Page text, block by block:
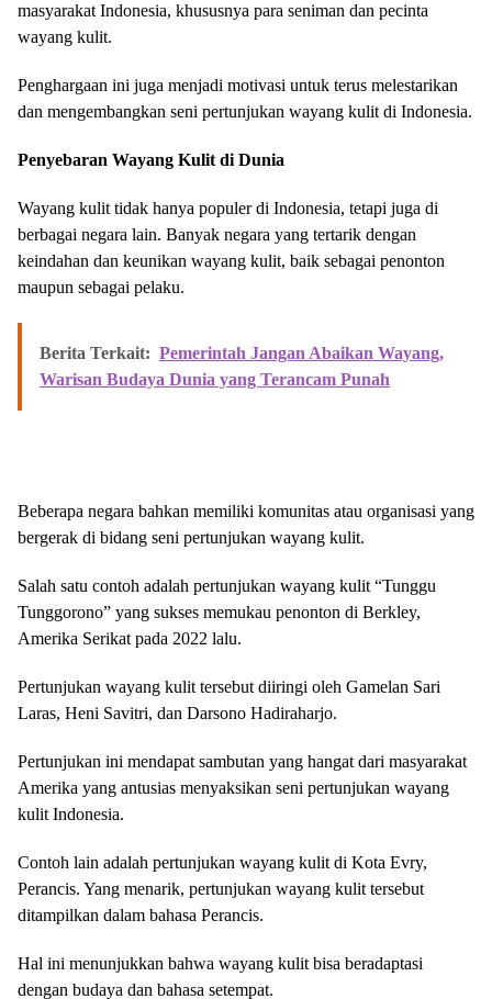
masyarakat Indonesia, khususnya para seniman dan pecinta
wayang kulit.
Penghargaan ini juga menjadi motivasi untuk terus melestarikan
dan mengembangkan seni pertunjukan wayang kulit di Indonesia.
Penyebaran Wayang Kulit di Dunia
Wayang kulit tidak hanya populer di Indonesia, tetapi juga di
berbagai negara lain. Banyak negara yang tertarik dengan
keindahan dan keunikan wayang kulit, baik sebagai penonton
maupun sebagai pelaku.
Berita Terkait: Pemerintah Jangan Abaikan Wayang,
Warisan Budaya Dunia yang Terancam Punah
Beberapa negara bahkan memiliki komunitas atau organisasi yang
bergerak di bidang seni pertunjukan wayang kulit.
Salah satu contoh adalah pertunjukan wayang kulit “Tunggu
Tunggorono” yang sukses memukau penonton di Berkley,
Amerika Serikat pada 2022 lalu.
Pertunjukan wayang kulit tersebut diiringi oleh Gamelan Sari
Laras, Heni Savitri, dan Darsono Hadiraharjo.
Pertunjukan ini mendapat sambutan yang hangat dari masyarakat
Amerika yang antusias menyaksikan seni pertunjukan wayang
kulit Indonesia.
Contoh lain adalah pertunjukan wayang kulit di Kota Evry,
Perancis. Yang menarik, pertunjukan wayang kulit tersebut
ditampilkan dalam bahasa Perancis.
Hal ini menunjukkan bahwa wayang kulit bisa beradaptasi
dengan budaya dan bahasa setempat.